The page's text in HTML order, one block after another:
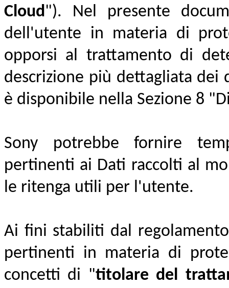
Cloud"). Nel presente
dell'utente in materia di
opporsi al trattamento di
descrizione più dettagliata
è disponibile nella Sezione 8
Sony potrebbe fornire
pertinenti ai Dati raccolti al
le ritenga utili per l'utente.
Ai fini stabiliti dal
pertinenti in materia di
concetti di "titolare del